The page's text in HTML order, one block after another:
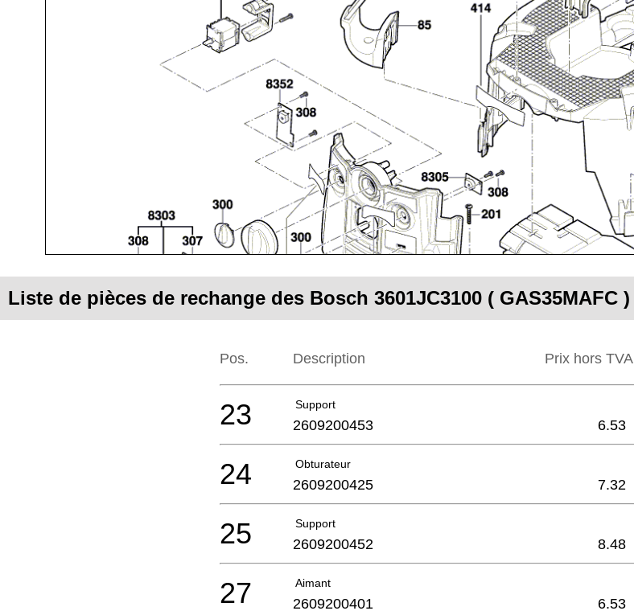
Liste de pièces de rechange des Bosch 3601JC3100 ( GAS35MAFC )
Pos. Description Prix hors TVA
Support
23 2609200453 6.53
Obturateur
24 2609200425 7.32
Support
25 2609200452 8.48
Aimant
27 2609200401 6.53